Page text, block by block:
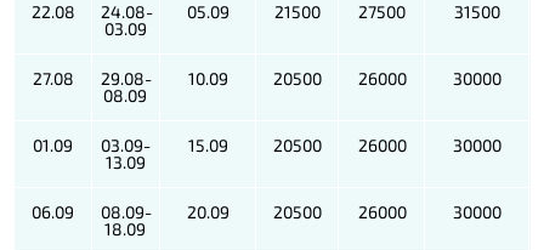
22.08
24.08-
03.09
05.09 21500 27500 31500
27.08
29.08-
08.09
10.09 20500 26000 30000
01.09
03.09-
13.09
15.09 20500 26000 30000
06.09
08.09-
18.09
20.09 20500 26000 30000